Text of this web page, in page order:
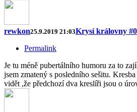
rewkon25.9.2019 21:03Krysí královny
Permalink
Je tu méně pubertálního humoru za to
jsem zmatený s posledního sešitu.
vidět ,že předchozí dva kreslíři jsou o